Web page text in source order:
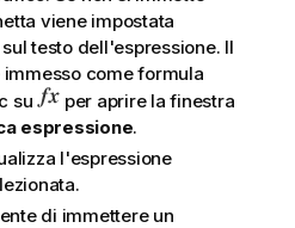
viene impostata
testo dell'espressione. Il
come formula
su
per aprire la finestra
espressione.
l'espressione
di immettere un